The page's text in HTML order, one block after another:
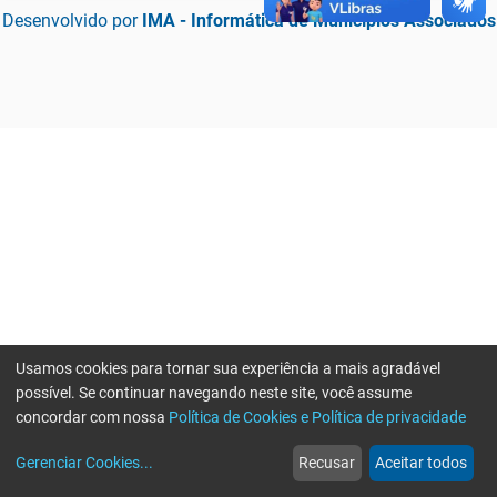
Desenvolvido por IMA - Informática de Municípios Associados
web
Notícias
more_horiz
Mais
Usamos cookies para tornar sua experiência a mais agradável
possível. Se continuar navegando neste site, você assume
concordar com nossa Política de Cookies e Política de privacidade
Gerenciar Cookies... Recusar Aceitar todos
Erro ao enviar informações, por favor tente novamente